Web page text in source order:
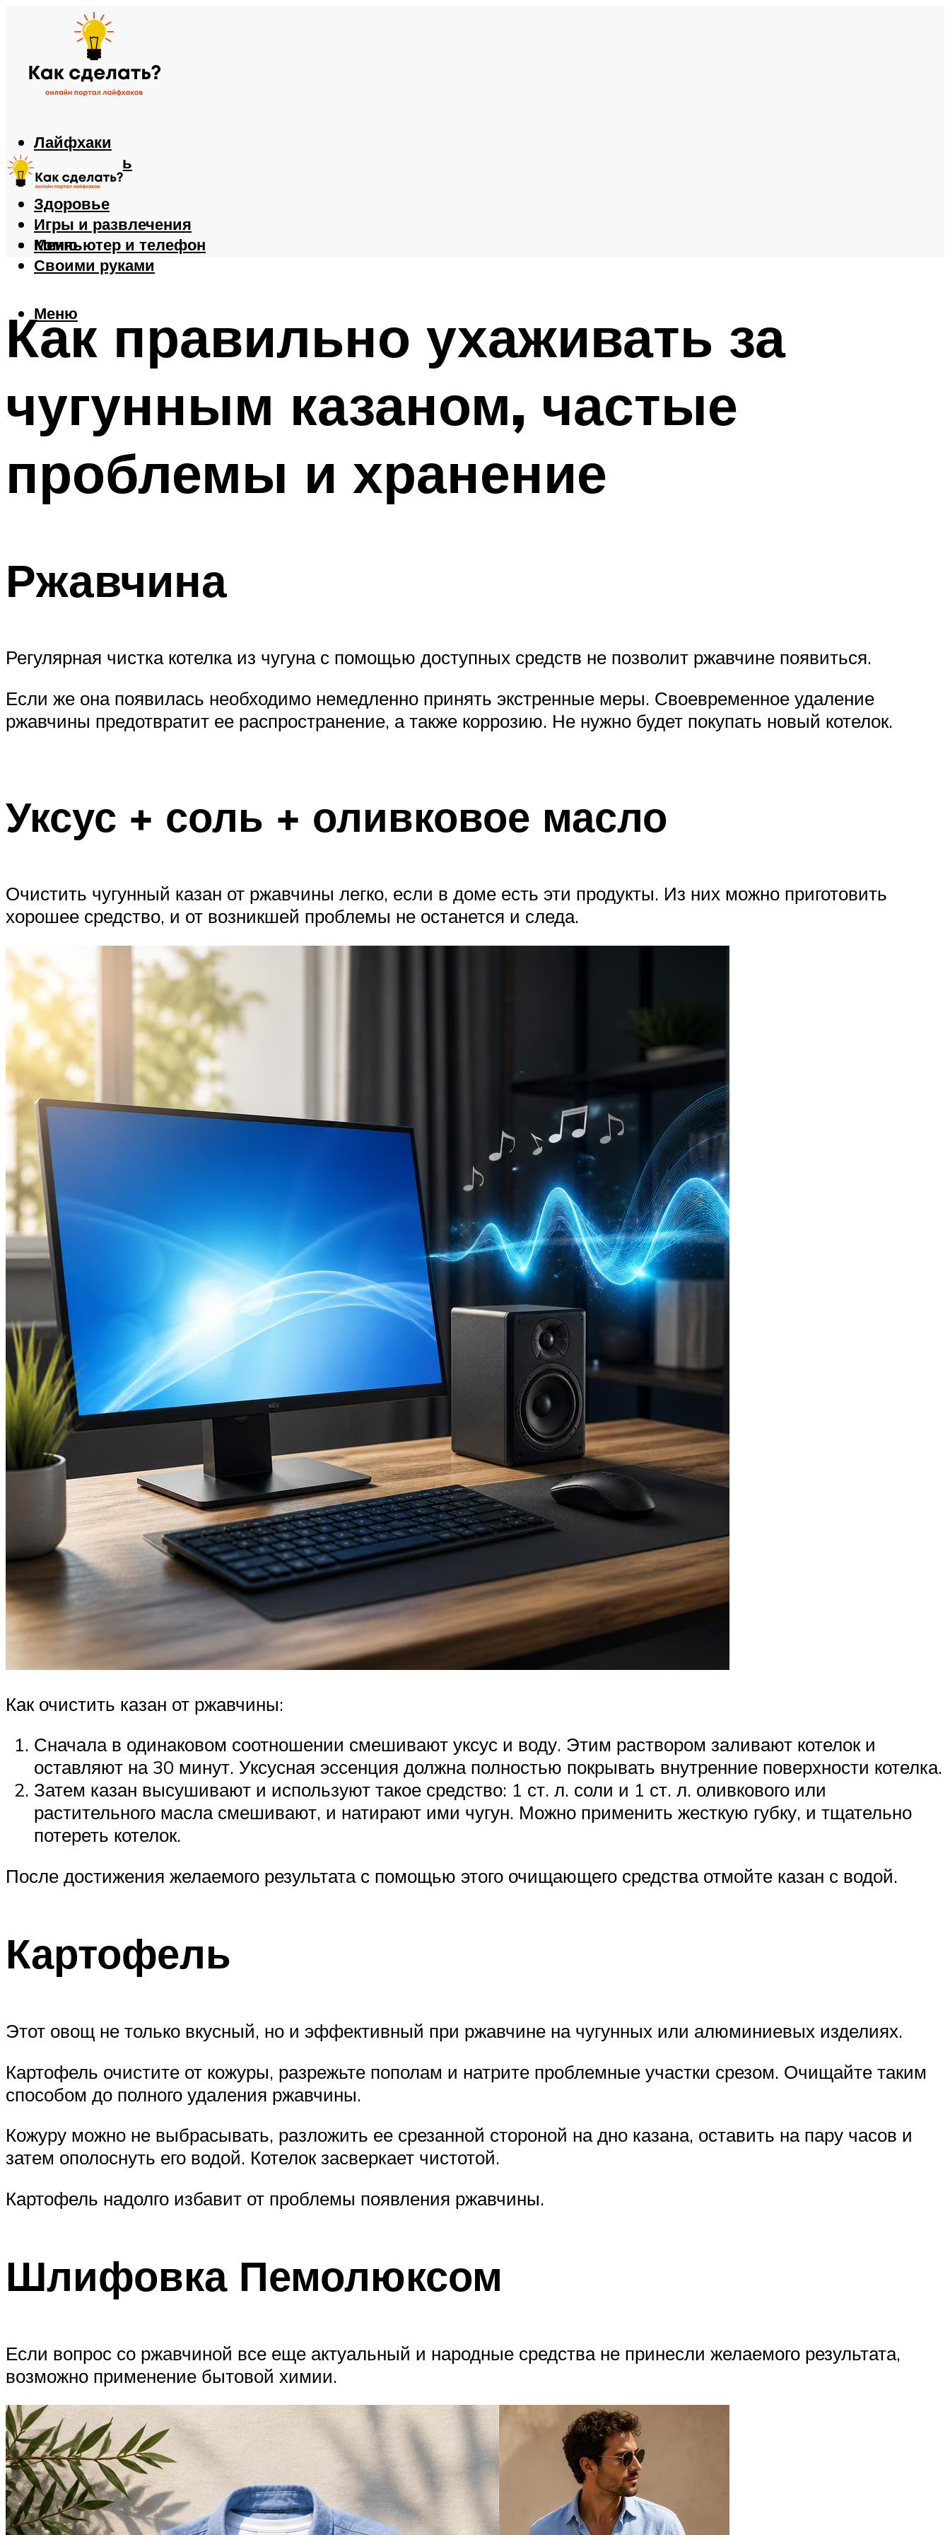
Лайфхаки
Автомобиль
Еда
Здоровье
Игры и развлечения
Компьютер и телефон
Своими руками
Меню
Меню
Как правильно ухаживать за
чугунным казаном, частые
проблемы и хранение
Ржавчина
Регулярная чистка котелка из чугуна с помощью доступных средств не позволит ржавчине появиться.
Если же она появилась необходимо немедленно принять экстренные меры. Своевременное удаление
ржавчины предотвратит ее распространение, а также коррозию. Не нужно будет покупать новый котелок.
Уксус + соль + оливковое масло
Очистить чугунный казан от ржавчины легко, если в доме есть эти продукты. Из них можно приготовить
хорошее средство, и от возникшей проблемы не останется и следа.
Как очистить казан от ржавчины:
Сначала в одинаковом соотношении смешивают уксус и воду. Этим раствором заливают котелок и
оставляют на 30 минут. Уксусная эссенция должна полностью покрывать внутренние поверхности котелка.
Затем казан высушивают и используют такое средство: 1 ст. л. соли и 1 ст. л. оливкового или
растительного масла смешивают, и натирают ими чугун. Можно применить жесткую губку, и тщательно
потереть котелок.
После достижения желаемого результата с помощью этого очищающего средства отмойте казан с водой.
Картофель
Этот овощ не только вкусный, но и эффективный при ржавчине на чугунных или алюминиевых изделиях.
Картофель очистите от кожуры, разрежьте пополам и натрите проблемные участки срезом. Очищайте таким
способом до полного удаления ржавчины.
Кожуру можно не выбрасывать, разложить ее срезанной стороной на дно казана, оставить на пару часов и
затем ополоснуть его водой. Котелок засверкает чистотой.
Картофель надолго избавит от проблемы появления ржавчины.
Шлифовка Пемолюксом
Если вопрос со ржавчиной все еще актуальный и народные средства не принесли желаемого результата,
возможно применение бытовой химии.